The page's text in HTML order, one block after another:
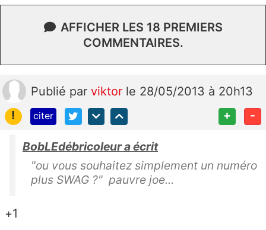
AFFICHER LES 18 PREMIERS
COMMENTAIRES.
Publié par viktor le 28/05/2013 à 20h13
!
citer + -
BobLEdébricoleur a écrit
"ou vous souhaitez simplement un numéro
plus SWAG ?" pauvre joe...
+1